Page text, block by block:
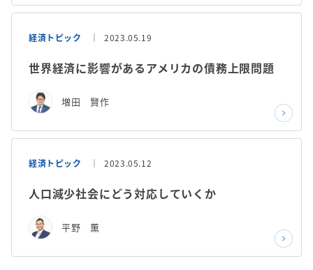
経済トピック 2023.05.19
世界経済に影響があるアメリカの債務上限問題
増田 賢作
経済トピック 2023.05.12
人口減少社会にどう対応していくか
平野 薫